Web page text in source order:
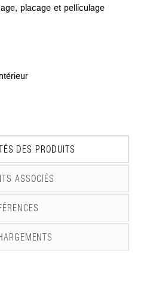
placage et pelliculage
DES PRODUITS
ASSOCIÉS